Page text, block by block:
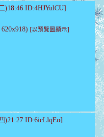
)18:46 ID:4HJYulCU]
[以預覽圖顯示]
)21:27 ID:6icLlqEo]